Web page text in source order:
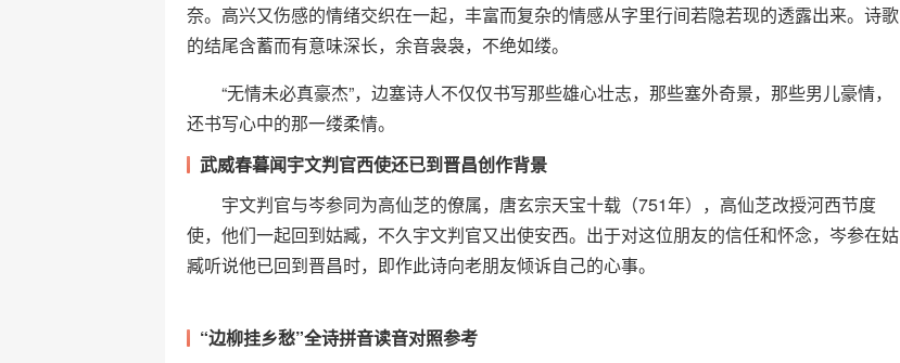
奈。高兴又伤感的情绪交织在一起，丰富而复杂的情感从字里行间若隐若现的透露出来。诗歌
的结尾含蓄而有意味深长，余音袅袅，不绝如缕。
“无情未必真豪杰”，边塞诗人不仅仅书写那些雄心壮志，那些塞外奇景，那些男儿豪情，
还书写心中的那一缕柔情。
武威春暮闻宇文判官西使还已到晋昌创作背景
宇文判官与岑参同为高仙芝的僚属，唐玄宗天宝十载（751年），高仙芝改授河西节度
使，他们一起回到姑臧，不久宇文判官又出使安西。出于对这位朋友的信任和怀念，岑参在姑
臧听说他已回到晋昌时，即作此诗向老朋友倾诉自己的心事。
“边柳挂乡愁”全诗拼音读音对照参考